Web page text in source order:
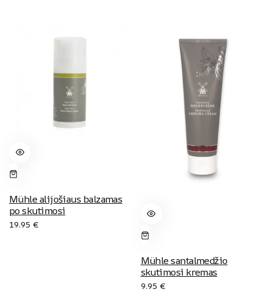
Mühle alijošiaus balzamas
po skutimosi
19.95 €
Mühle santalmedžio
skutimosi kremas
9.95 €